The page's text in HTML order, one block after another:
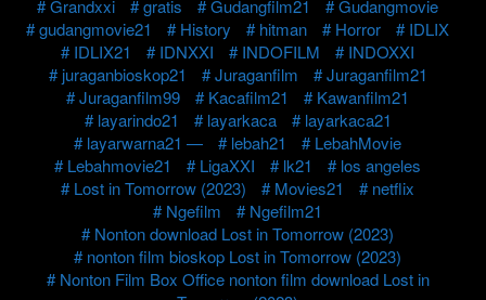
Grandxxi
gratis Gudangfilm21
Gudangmovie
gudangmovie21
History hitman Horror
IDLIX
IDLIX21
IDNXXI INDOFILM
INDOXXI
juraganbioskop21
Juraganfilm
Juraganfilm21
Juraganfilm99
Kacafilm21
Kawanfilm21
layarindo21
layarkaca
layarkaca21
layarwarna21 —
lebah21
LebahMovie
Lebahmovie21
LigaXXI lk21
los angeles
Lost in Tomorrow (2023)
Movies21
netflix
Ngefilm
Ngefilm21
Nonton download Lost in Tomorrow (2023)
nonton film bioskop Lost in Tomorrow (2023)
Nonton Film Box Office nonton film download Lost in